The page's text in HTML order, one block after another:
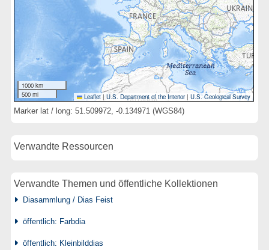
1000 km
500 mi
Leaflet | U.S. Department of the Interior|U.S. Geological Survey
Marker lat / long: 51.509972, -0.134971 (WGS84)
Verwandte Ressourcen
Verwandte Themen und öffentliche Kollektionen
Diasammlung / Dias Feist
öffentlich: Farbdia
öffentlich: Kleinbilddias